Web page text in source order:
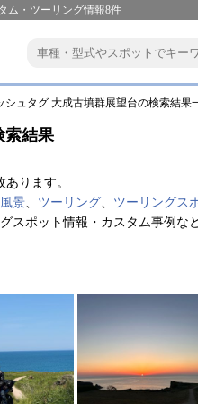
ム・ツーリング情報8件
シュタグ 大成古墳群展望台の検索結果
索結果
ります。
景、 ツーリング、 ツーリングス
スポット情報・カスタム事例な